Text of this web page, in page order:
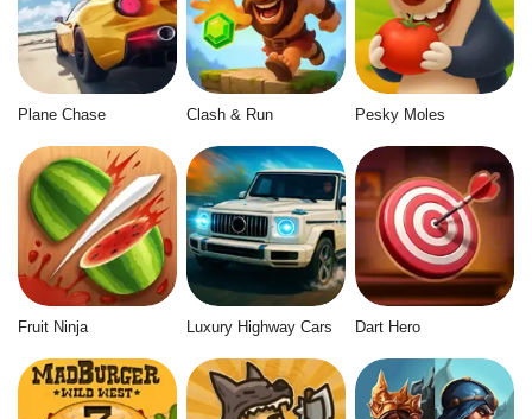
Plane Chase Clash & Run Pesky Moles
Fruit Ninja Luxury Highway Cars Dart Hero